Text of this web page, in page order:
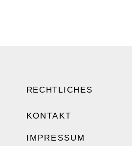
RECHTLICHES
KONTAKT
IMPRESSUM